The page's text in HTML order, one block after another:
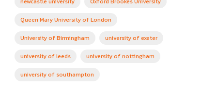
Queen Mary University of London
University of Birmingham university of exeter
university of leeds university of nottingham
university of southampton